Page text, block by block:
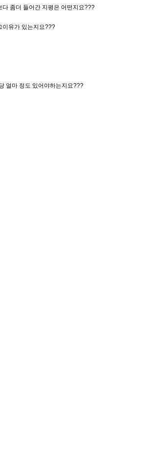
좀더 들어간 지평은 어떤지요???
이유가 있는지요???
얼마 정도 있어야하는지요???